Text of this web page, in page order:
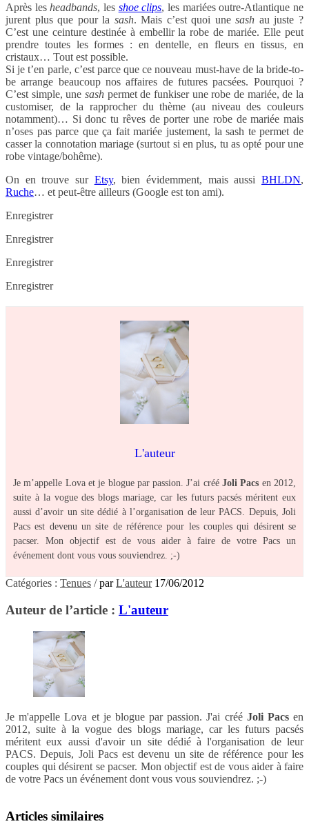
Après lesheadbands, les shoe clips, les mariées outre-Atlantique ne
jurent plus que pour la sash. Mais c’est quoi unesash au juste ?
C’est une ceinture destinée à embellir la robe de mariée. Elle peut
prendre toutes les formes : en dentelle, en fleurs en tissus, en
cristaux… Tout est possible.
Si je t’en parle, c’est parce que ce nouveau must-have de la bride-to-
be arrange beaucoup nos affaires de futures pacsées. Pourquoi ?
C’est simple, une sash permet de funkiser une robe de mariée, de la
customiser, de la rapprocher du thème (au niveau des couleurs
notamment)… Si donc tu rêves de porter une robe de mariée mais
n’oses pas parce que ça fait mariée justement, la sash te permet de
casser la connotation mariage (surtout si en plus, tu as opté pour une
robe vintage/bohême).
On en trouve sur Etsy, bien évidemment, mais aussiBHLDN,
Ruche… et peut-être ailleurs (Google est ton ami).
Enregistrer
Enregistrer
Enregistrer
Enregistrer
L'auteur
Je m’appelle Lova et je blogue par passion. J’ai crééJoli Pacs en 2012,
suite à la vogue des blogs mariage, car les futurs pacsés méritent eux
aussi d’avoir un site dédié à l’organisation de leur PACS. Depuis, Joli
Pacs est devenu un site de référence pour les couples qui désirent se
pacser. Mon objectif est de vous aider à faire de votre Pacs un
événement dont vous vous souviendrez. ;-)
Catégories : Tenues /parL'auteur 17/06/2012
Auteur de l’article : L'auteur
Je m'appelle Lova et je blogue par passion. J'ai créé Joli Pacsen
2012, suite à la vogue des blogs mariage, car les futurs pacsés
méritent eux aussi d'avoir un site dédié à l'organisation de leur
PACS. Depuis, Joli Pacs est devenu un site de référence pour les
couples qui désirent se pacser. Mon objectif est de vous aider à faire
de votre Pacs un événement dont vous vous souviendrez. ;-)
Articles similaires